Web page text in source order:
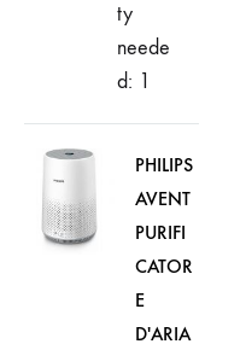
ty
neede
d: 1
PHILIPS
AVENT
PURIFI
CATOR
E
D'ARIA